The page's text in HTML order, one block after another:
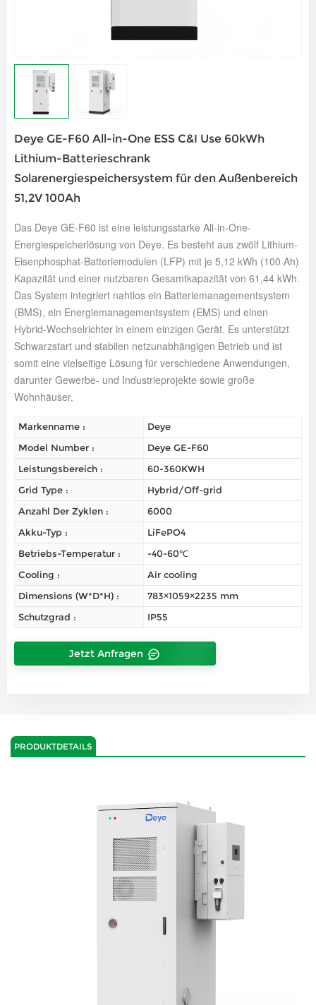
Deye GE-F60 All-in-One ESS C&I Use 60kWh
Lithium-Batterieschrank
Solarenergiespeichersystem für den Außenbereich
51,2V 100Ah
Das Deye GE-F60 ist eine leistungsstarke All-in-One-
Energiespeicherlösung von Deye. Es besteht aus zwölf Lithium-
Eisenphosphat-Batteriemodulen (LFP) mit je 5,12 kWh (100 Ah)
Kapazität und einer nutzbaren Gesamtkapazität von 61,44 kWh.
Das System integriert nahtlos ein Batteriemanagementsystem
(BMS), ein Energiemanagementsystem (EMS) und einen
Hybrid-Wechselrichter in einem einzigen Gerät. Es unterstützt
Schwarzstart und stabilen netzunabhängigen Betrieb und ist
somit eine vielseitige Lösung für verschiedene Anwendungen,
darunter Gewerbe- und Industrieprojekte sowie große
Wohnhäuser.
Markenname :
Deye
Model Number :
Deye GE-F60
Leistungsbereich :
60-360KWH
Grid Type :
Hybrid/Off-grid
Anzahl Der Zyklen :
6000
Akku-Typ :
LiFePO4
Betriebs-Temperatur :
-40-60℃
Cooling :
Air cooling
Dimensions (W*D*H) :
783×1059×2235 mm
Schutzgrad :
IP55
Jetzt Anfragen
PRODUKTDETAILS